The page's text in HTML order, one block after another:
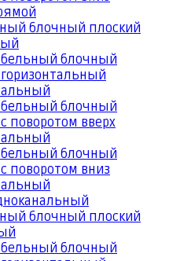
блочный плоский
блочный
блочный
поворотом вверх
блочный
поворотом вниз
блочный плоский
блочный